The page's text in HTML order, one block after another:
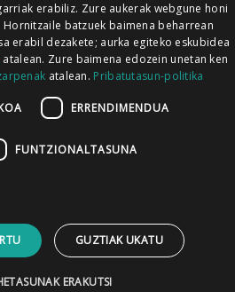
erabiliz. Zure aukerak webgune honi
batzuek baimena beharrean
erabil dezakete; aurka egiteko eskubidea
atalean. Zure baimena edozein unetan ken
atalean. Pribatutasun-politika
ERRENDIMENDUA
FUNTZIONALTASUNA
GUZTIAK UKATU
ERAKUTSI